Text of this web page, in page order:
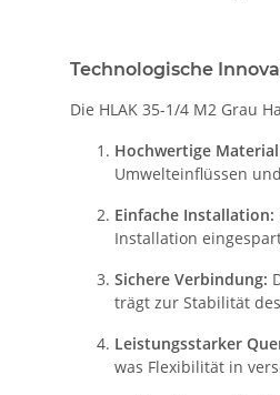
Technologische
Die HLAK 35-1/4 M2 Grau
Hochwertige
Umwelteinflüssen
Einfache Installation:
Installation
Sichere Verbindung:
trägt zur Stabilität
Leistungsstarker
was Flexibilität in